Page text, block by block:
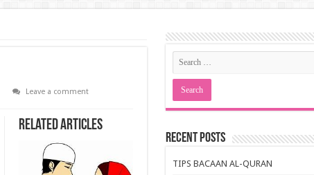
Leave a comment
Related Articles
Recent Posts
TIPS BACAAN AL-QURAN